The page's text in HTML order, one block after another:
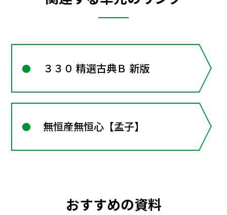
３３０ 精選古典Ｂ 新版
無恒産無恒心【孟子】
おすすめの資料